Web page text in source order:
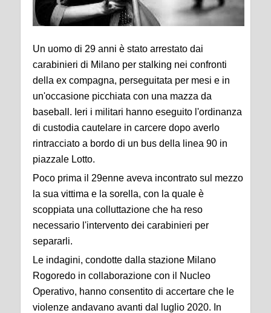
Un uomo di 29 anni è stato arrestato dai
carabinieri di Milano per stalking nei confronti
della ex compagna, perseguitata per mesi e in
un'occasione picchiata con una mazza da
baseball. Ieri i militari hanno eseguito l'ordinanza
di custodia cautelare in carcere dopo averlo
rintracciato a bordo di un bus della linea 90 in
piazzale Lotto.
Poco prima il 29enne aveva incontrato sul mezzo
la sua vittima e la sorella, con la quale è
scoppiata una colluttazione che ha reso
necessario l'intervento dei carabinieri per
separarli.
Le indagini, condotte dalla stazione Milano
Rogoredo in collaborazione con il Nucleo
Operativo, hanno consentito di accertare che le
violenze andavano avanti dal luglio 2020. In